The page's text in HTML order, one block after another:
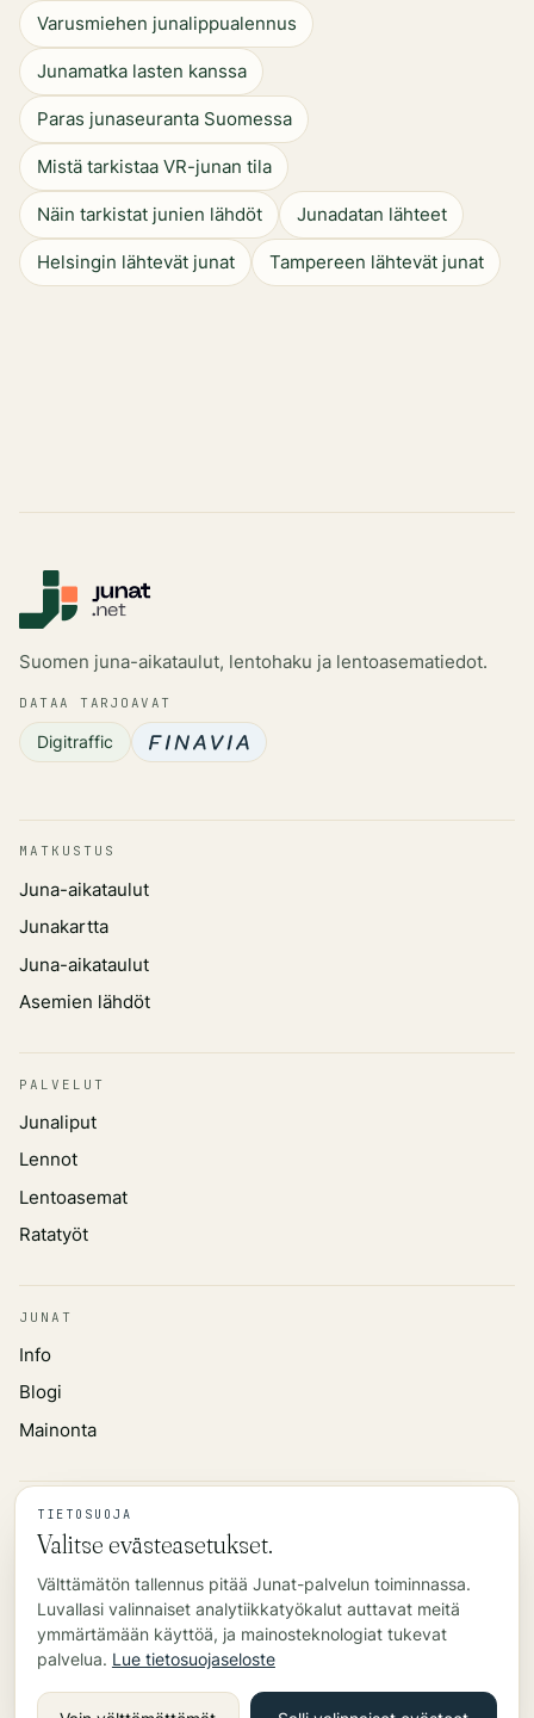
Varusmiehen junalippualennus
Junamatka lasten kanssa
Paras junaseuranta Suomessa
Mistä tarkistaa VR-junan tila
Näin tarkistat junien lähdöt Junadatan lähteet
Helsingin lähtevät junat Tampereen lähtevät junat
Suomen juna-aikataulut, lentohaku ja lentoasematiedot.
DATAA TARJOAVAT
Digitraffic
MATKUSTUS
Juna-aikataulut
Junakartta
Juna-aikataulut
Asemien lähdöt
PALVELUT
Junaliput
Lennot
Lentoasemat
Ratatyöt
JUNAT
Info
Blogi
Mainonta
TIEDOT
Tietosuojakäytäntö
Tietolähde
©2026
TIETOSUOJA
Valitse evästeasetukset.
Välttämätön tallennus pitää Junat-palvelun toiminnassa.
Luvallasi valinnaiset analytiikkatyökalut auttavat meitä
ymmärtämään käyttöä, ja mainosteknologiat tukevat
palvelua. Lue tietosuojaseloste